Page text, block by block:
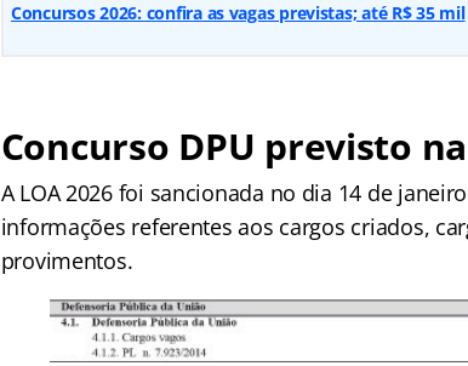
Concursos 2026: confira as vagas previstas; até R$ 35 mil
Concurso DPU previsto
A LOA 2026 foi sancionada no dia 14 de
informações referentes aos cargos criados,
provimentos.